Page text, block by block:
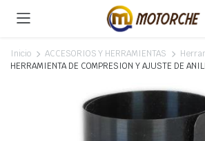
Inicio ACCESORIOS Y HERRAMIENTAS
HERRAMIENTA DE COMPRESION Y AJUSTE DE